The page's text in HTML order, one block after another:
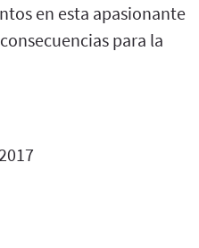
en esta apasionante
para la